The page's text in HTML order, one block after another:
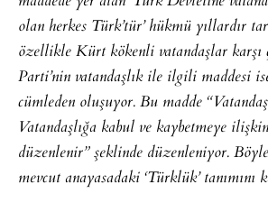
olan herkes Türk’tür’ hükmü yıllardır
özellikle Kürt kökenli vatandaşlar karşı
Parti’nin vatandaşlık ile ilgili maddesi
cümleden oluşuyor. Bu madde
Vatandaşlığa kabul ve kaybetmeye
düzenlenir” şeklinde düzenleniyor.
mevcut anayasadaki ‘Türklük’ tanımını